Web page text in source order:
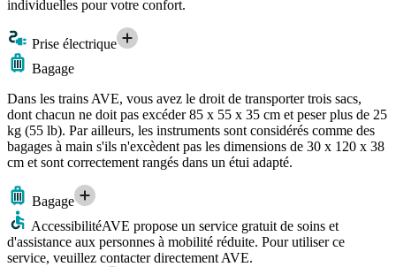
individuelles pour votre confort.
Prise électrique
Bagage
Dans les trains AVE, vous avez le droit de transporter trois sacs,
dont chacun ne doit pas excéder 85 x 55 x 35 cm et peser plus de 25
kg (55 lb). Par ailleurs, les instruments sont considérés comme des
bagages à main s'ils n'excèdent pas les dimensions de 30 x 120 x 38
cm et sont correctement rangés dans un étui adapté.
Bagage
AccessibilitéAVE propose un service gratuit de soins et
d'assistance aux personnes à mobilité réduite. Pour utiliser ce
service, veuillez contacter directement AVE.